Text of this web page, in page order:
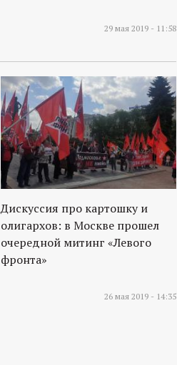
29 мая 2019 - 11:58
Дискуссия про картошку и
олигархов: в Москве прошел
очередной митинг «Левого
фронта»
26 мая 2019 - 14:35